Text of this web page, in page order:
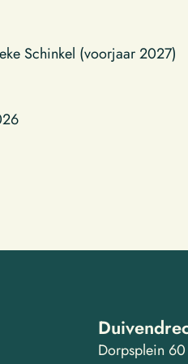
Schinkel (voorjaar 2027)
Dorpsplein 60